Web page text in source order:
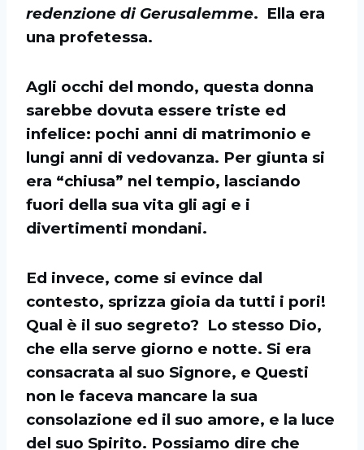
redenzione di Gerusalemme. Ella era
una profetessa.
Agli occhi del mondo, questa donna
sarebbe dovuta essere triste ed
infelice: pochi anni di matrimonio e
lungi anni di vedovanza. Per giunta si
era “chiusa” nel tempio, lasciando
fuori della sua vita gli agi e i
divertimenti mondani.
Ed invece, come si evince dal
contesto, sprizza gioia da tutti i pori!
Qual è il suo segreto? Lo stesso Dio,
che ella serve giorno e notte. Si era
consacrata al suo Signore, e Questi
non le faceva mancare la sua
consolazione ed il suo amore, e la luce
del suo Spirito. Possiamo dire che